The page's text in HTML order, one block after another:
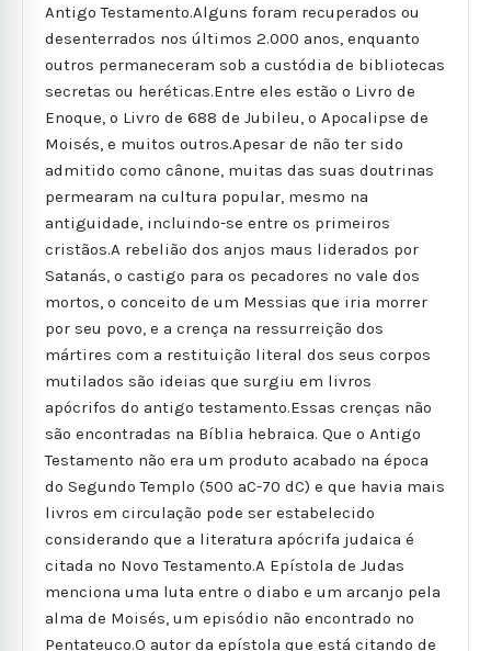
Antigo Testamento.Alguns foram recuperados ou
desenterrados nos últimos 2.000 anos, enquanto
outros permaneceram sob a custódia de bibliotecas
secretas ou heréticas.Entre eles estão o Livro de
Enoque, o Livro de 688 de Jubileu, o Apocalipse de
Moisés, e muitos outros.Apesar de não ter sido
admitido como cânone, muitas das suas doutrinas
permearam na cultura popular, mesmo na
antiguidade, incluindo-se entre os primeiros
cristãos.A rebelião dos anjos maus liderados por
Satanás, o castigo para os pecadores no vale dos
mortos, o conceito de um Messias que iria morrer
por seu povo, e a crença na ressurreição dos
mártires com a restituição literal dos seus corpos
mutilados são ideias que surgiu em livros
apócrifos do antigo testamento.Essas crenças não
são encontradas na Bíblia hebraica. Que o Antigo
Testamento não era um produto acabado na época
do Segundo Templo (500 aC-70 dC) e que havia mais
livros em circulação pode ser estabelecido
considerando que a literatura apócrifa judaica é
citada no Novo Testamento.A Epístola de Judas
menciona uma luta entre o diabo e um arcanjo pela
alma de Moisés, um episódio não encontrado no
Pentateuco.O autor da epístola que está citando de